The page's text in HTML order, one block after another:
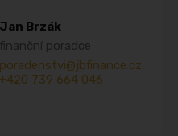
Jan Brzák
finanční poradce
poradenstvi@jbfinance.cz
+420 739 664 046